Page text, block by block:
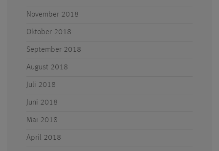
November 2018
Oktober 2018
September 2018
August 2018
Juli 2018
Juni 2018
Mai 2018
April 2018